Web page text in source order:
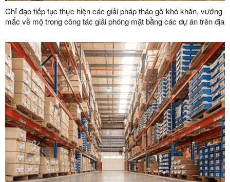
Chỉ đạo tiếp tục thực hiện các giải pháp tháo gỡ khó khăn, vướng
mắc về mộ trong công tác giải phóng mặt bằng các dự án trên địa